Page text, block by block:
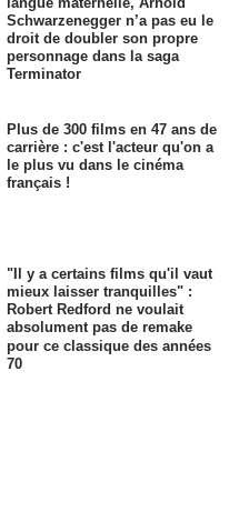
Schwarzenegger n’a pas eu le
droit de doubler son propre
personnage dans la saga
Terminator
Plus de 300 films en 47 ans de
carrière : c'est l'acteur qu'on a
le plus vu dans le cinéma
français !
"Il y a certains films qu'il vaut
mieux laisser tranquilles" :
Robert Redford ne voulait
absolument pas de remake
pour ce classique des années
70